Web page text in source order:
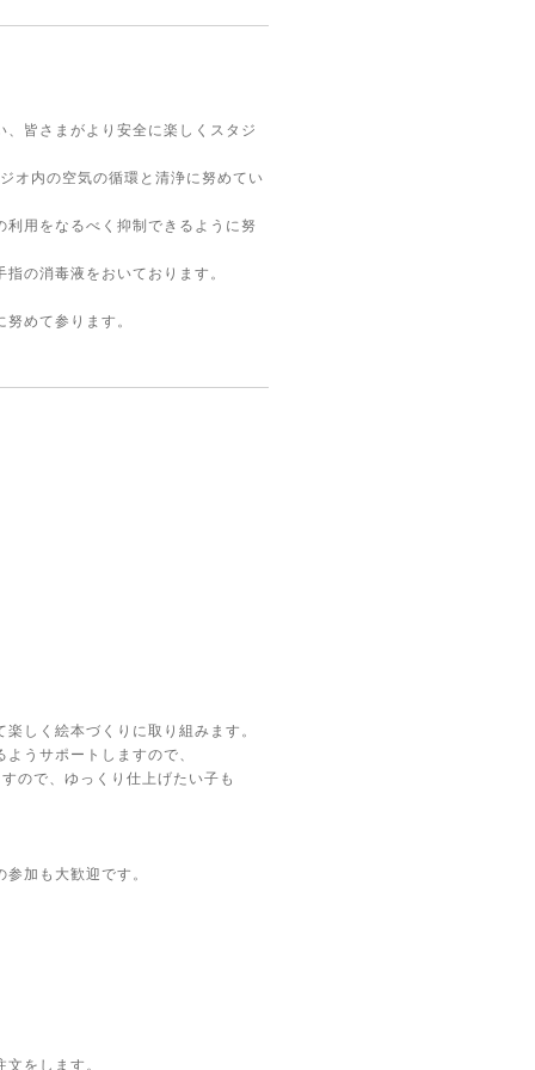
皆さまがより安全に楽しくスタジ
オ内の空気の循環と清浄に努めてい
用をなるべく抑制できるように努
の消毒液をおいております。
めて参ります。
しく絵本づくりに取り組みます。
うサポートしますので、
ので、ゆっくり仕上げたい子も
加も大歓迎です。
をします。